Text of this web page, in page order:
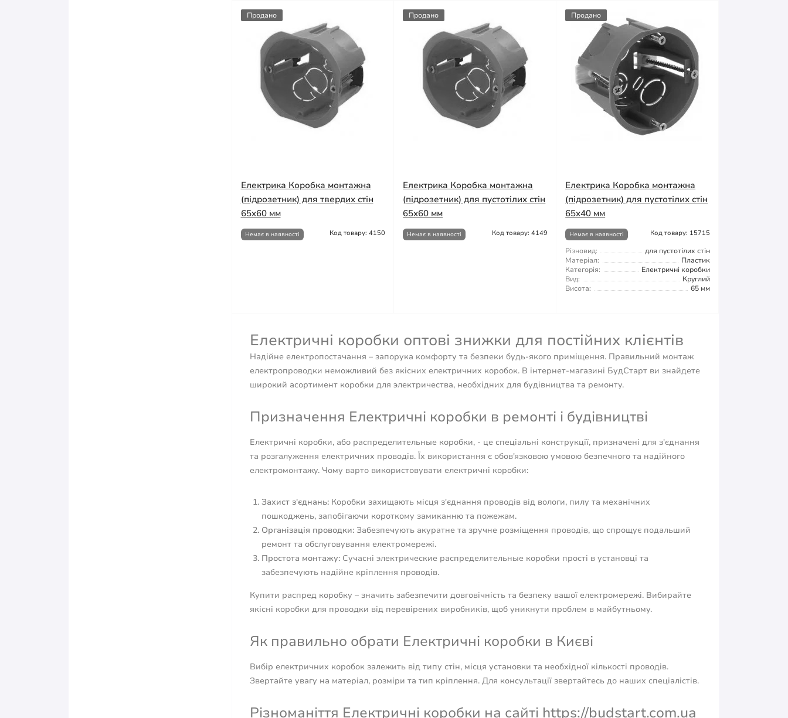
Продано
Електрика Коробка монтажна
(підрозетник) для твердих стін
65x60 мм
Немає в наявності Код товару: 4150
Продано
Електрика Коробка монтажна
(підрозетник) для пустотілих стін
65х60 мм
Немає в наявності Код товару: 4149
Продано
Електрика Коробка монтажна
(підрозетник) для пустотілих стін
65x40 мм
Немає в наявності Код товару: 15715
Різновид:
для пустотілих стін
Матеріал:
Пластик
Категорія:
Електричні коробки
Вид:
Круглий
Висота:
65 мм
Електричні коробки оптові знижки для постійних клієнтів
Надійне електропостачання – запорука комфорту та безпеки будь-якого приміщення. Правильний монтаж
електропроводки неможливий без якісних електричних коробок. В інтернет-магазині БудСтарт ви знайдете
широкий асортимент коробки для электричества, необхідних для будівництва та ремонту.
Призначення Електричні коробки в ремонті і будівництві
Електричні коробки, або распределительные коробки, - це спеціальні конструкції, призначені для з'єднання
та розгалуження електричних проводів. Їх використання є обов'язковою умовою безпечного та надійного
електромонтажу. Чому варто використовувати електричні коробки:
Захист з'єднань:Коробки захищають місця з'єднання проводів від вологи, пилу та механічних
пошкоджень, запобігаючи короткому замиканню та пожежам.
Організація проводки:Забезпечують акуратне та зручне розміщення проводів, що спрощує подальший
ремонт та обслуговування електромережі.
Простота монтажу:Сучасні электрические распределительные коробки прості в установці та
забезпечують надійне кріплення проводів.
Купити распред коробку – значить забезпечити довговічність та безпеку вашої електромережі. Вибирайте
якісні коробки для проводки від перевірених виробників, щоб уникнути проблем в майбутньому.
Як правильно обрати Електричні коробки в Києві
Вибір електричних коробок залежить від типу стін, місця установки та необхідної кількості проводів.
Звертайте увагу на матеріал, розміри та тип кріплення. Для консультації звертайтесь до наших спеціалістів.
Різноманіття Електричні коробки на сайті https://budstart.com.ua